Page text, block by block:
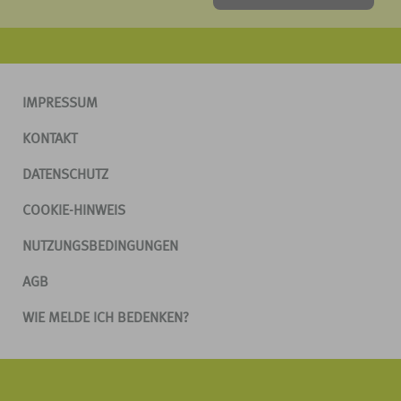
IMPRESSUM
KONTAKT
DATENSCHUTZ
COOKIE-HINWEIS
NUTZUNGSBEDINGUNGEN
AGB
WIE MELDE ICH BEDENKEN?